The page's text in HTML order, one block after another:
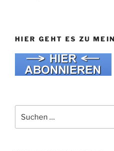
HIER GEHT ES ZU
nach: